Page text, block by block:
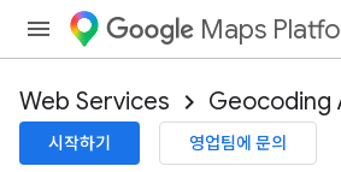
Maps
Web Services Geocoding
시작하기 영업팀에 문의